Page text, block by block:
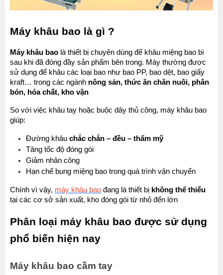
Máy khâu bao là gì ?
Máy khâu bao là thiết bị chuyên dùng để khâu miệng bao bì
sau khi đã đóng đầy sản phẩm bên trong. Máy thường được
sử dụng để khâu các loại bao như bao PP, bao dệt, bao giấy
kraft… trong các ngành nông sản, thức ăn chăn nuôi, phân
bón, hóa chất, kho vận
So với việc khâu tay hoặc buộc dây thủ công, máy khâu bao
giúp:
Đường khâu chắc chắn – đều – thẩm mỹ
Tăng tốc độ đóng gói
Giảm nhân công
Hạn chế bung miệng bao trong quá trình vận chuyển
Chính vì vậy, máy khâu bao đang là thiết bị không thể thiếu
tại các cơ sở sản xuất, kho đóng gói từ nhỏ đến lớn
Phân loại máy khâu bao được sử dụng
phổ biến hiện nay
Máy khâu bao cầm tay